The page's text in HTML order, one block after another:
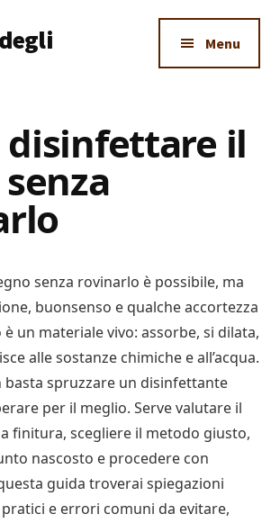
Menu
disinfettare il
senza rovinarlo è possibile, ma
buonsenso e qualche accortezza
un materiale vivo: assorbe, si dilata,
alle sostanze chimiche e all’acqua.
basta spruzzare un disinfettante
per il meglio. Serve valutare il
finitura, scegliere il metodo giusto,
nascosto e procedere con
guida troverai spiegazioni
e errori comuni da evitare,